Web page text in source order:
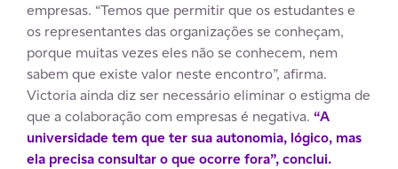
empresas. “Temos que permitir que os estudantes e
os representantes das organizações se conheçam,
porque muitas vezes eles não se conhecem, nem
sabem que existe valor neste encontro”, afirma.
Victoria ainda diz ser necessário eliminar o estigma de
que a colaboração com empresas é negativa. “A
universidade tem que ter sua autonomia, lógico, mas
ela precisa consultar o que ocorre fora”, conclui.